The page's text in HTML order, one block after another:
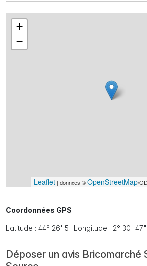
+
−
Leaflet | données ©OpenStreetMap/
Coordonnées GPS
Latitude : 44° 26' 5" Longitude : 2° 30' 47"
Déposer un avis Bricomarché